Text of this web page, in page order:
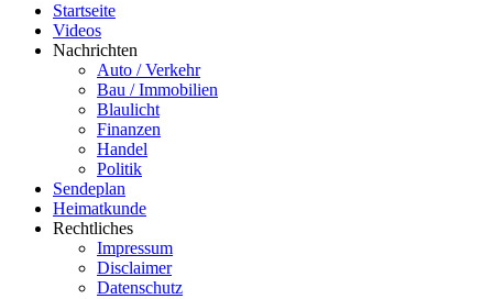
Startseite
Videos
Nachrichten
Auto / Verkehr
Bau / Immobilien
Blaulicht
Finanzen
Handel
Politik
Sendeplan
Heimatkunde
Rechtliches
Impressum
Disclaimer
Datenschutz